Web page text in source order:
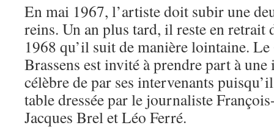
En mai 1967, l’artiste doit subir une
reins. Un an plus tard, il reste en retrait
1968 qu’il suit de manière lointaine.
Brassens est invité à prendre part à
célèbre de par ses intervenants
table dressée par le journaliste
Jacques Brel et Léo Ferré.